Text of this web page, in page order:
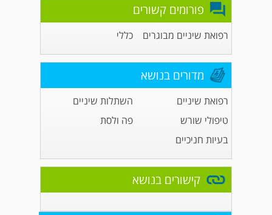
פורומים קשורים
רפואת שיניים מבוגרים כללי
מדורים בנושא
רפואת שיניים
השתלות שיניים
טיפולי שורש
פה ולסת
בעיות חניכיים
קישורים בנושא